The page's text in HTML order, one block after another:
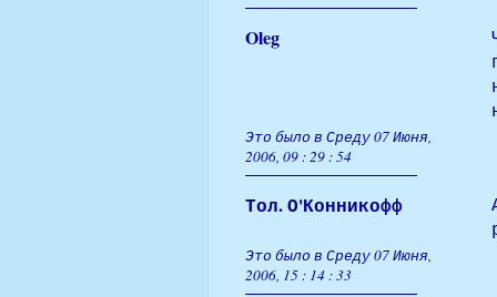
Oleg
Это было в Среду 07 Июня,
2006, 09 : 29 : 54
Тол. О'Конникофф
Это было в Среду 07 Июня,
2006, 15 : 14 : 33